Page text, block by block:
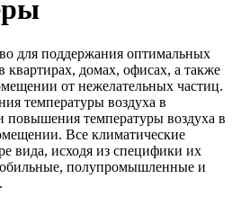
для поддержания оптимальных
квартирах, домах, офисах, а также
от нежелательных частиц.
температуры воздуха в
температуры воздуха в
Все климатические
вида, исходя из специфики их
полупромышленные и